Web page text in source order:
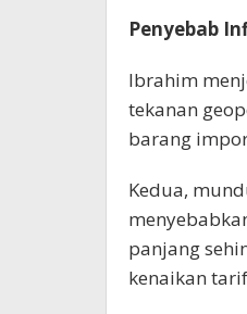
Penyebab
Ibrahim
tekanan
barang
Kedua,
panjang
kenaikan